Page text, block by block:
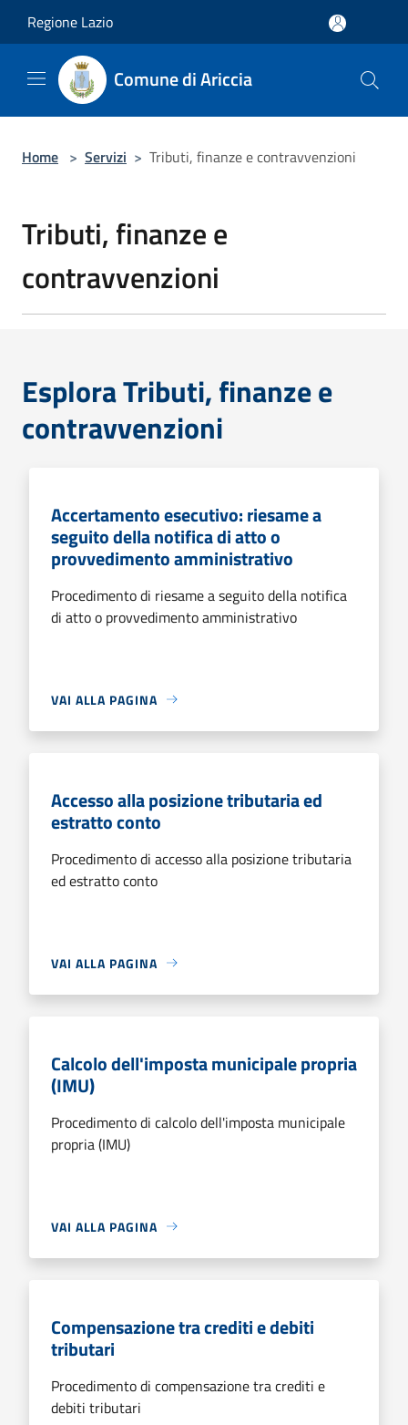
Regione Lazio
Comune di Ariccia
Home > Servizi > Tributi, finanze e contravvenzioni
Tributi, finanze e
contravvenzioni
Esplora Tributi, finanze e
contravvenzioni
Accertamento esecutivo: riesame a
seguito della notifica di atto o
provvedimento amministrativo
Procedimento di riesame a seguito della notifica
di atto o provvedimento amministrativo
VAI ALLA PAGINA
Accesso alla posizione tributaria ed
estratto conto
Procedimento di accesso alla posizione tributaria
ed estratto conto
VAI ALLA PAGINA
Calcolo dell'imposta municipale propria
(IMU)
Procedimento di calcolo dell'imposta municipale
propria (IMU)
VAI ALLA PAGINA
Compensazione tra crediti e debiti
tributari
Procedimento di compensazione tra crediti e
debiti tributari